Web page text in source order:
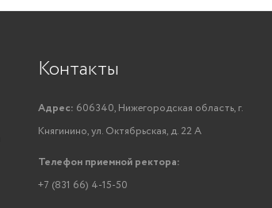
Контакты
Адрес: 606340, Нижегородская область, г.
Княгинино, ул. Октябрьская, д. 22 А
Телефон приемной ректора:
+7 (831 66) 4-15-50